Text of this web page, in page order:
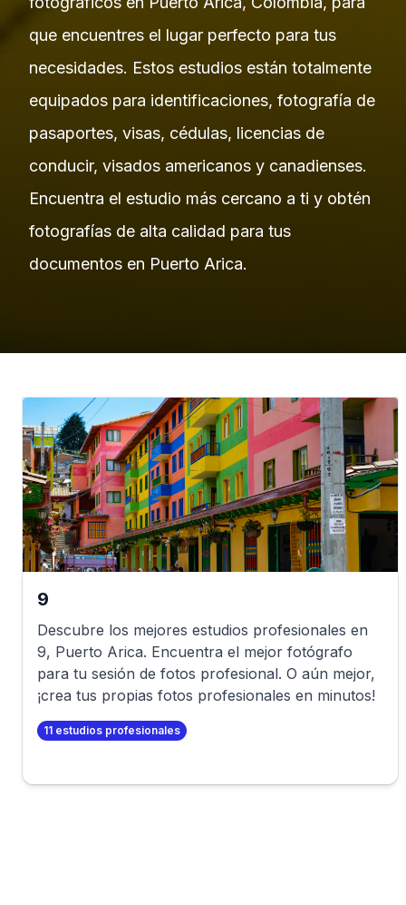
que encuentres el lugar perfecto para tus
necesidades. Estos estudios están totalmente
equipados para identificaciones, fotografía de
pasaportes, visas, cédulas, licencias de
conducir, visados americanos y canadienses.
Encuentra el estudio más cercano a ti y obtén
fotografías de alta calidad para tus
documentos en Puerto Arica.
9
Descubre los mejores estudios profesionales en
9, Puerto Arica. Encuentra el mejor fotógrafo
para tu sesión de fotos profesional. O aún mejor,
¡crea tus propias fotos profesionales en minutos!
11 estudios profesionales